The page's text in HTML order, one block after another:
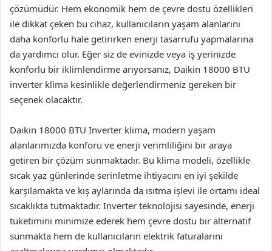
çözümüdür. Hem ekonomik hem de çevre dostu özellikleri
ile dikkat çeken bu cihaz, kullanıcıların yaşam alanlarını
daha konforlu hale getirirken enerji tasarrufu yapmalarına
da yardımcı olur. Eğer siz de evinizde veya iş yerinizde
konforlu bir iklimlendirme arıyorsanız, Daikin 18000 BTU
inverter klima kesinlikle değerlendirmeniz gereken bir
seçenek olacaktır.
Daikin 18000 BTU Inverter klima, modern yaşam
alanlarımızda konforu ve enerji verimliliğini bir araya
getiren bir çözüm sunmaktadır. Bu klima modeli, özellikle
sıcak yaz günlerinde serinletme ihtiyacını en iyi şekilde
karşılamakta ve kış aylarında da ısıtma işlevi ile ortamı ideal
sıcaklıkta tutmaktadır. Inverter teknolojisi sayesinde, enerji
tüketimini minimize ederek hem çevre dostu bir alternatif
sunmakta hem de kullanıcıların elektrik faturalarını